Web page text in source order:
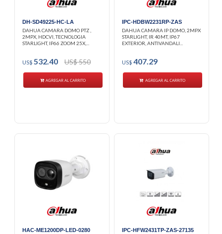
DH-SD49225-HC-LA
DAHUA CAMARA DOMO PTZ ,
2MPX, HDCVI, TECNOLOGIA
STARLIGHT, IP66 ZOOM 25X,...
US$ 532.40 US$ 550
AGREGAR AL CARRITO
IPC-HDBW2231RP-ZAS
DAHUA CAMARA IP DOMO, 2MPX
STARLIGHT, IR 40MT, IP67
EXTERIOR, ANTIVANDALI...
US$407.29
AGREGAR AL CARRITO
HAC-ME1200DP-LED-0280
IPC-HFW2431TP-ZAS-27135